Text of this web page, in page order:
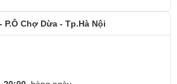
P.Ô Chợ Dừa - Tp.Hà Nội